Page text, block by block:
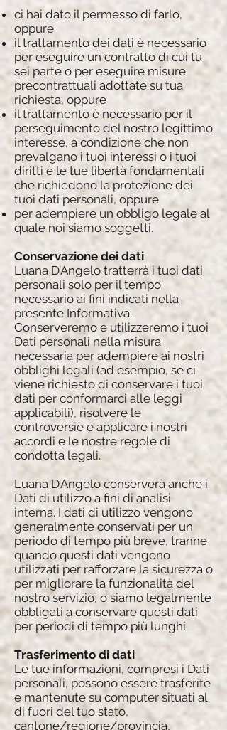
ci hai dato il permesso di farlo,
oppure
il trattamento dei dati è necessario
per eseguire un contratto di cui tu
sei parte o per eseguire misure
precontrattuali adottate su tua
richiesta, oppure
il trattamento è necessario per il
perseguimento del nostro legittimo
interesse, a condizione che non
prevalgano i tuoi interessi o i tuoi
diritti e le tue libertà fondamentali
che richiedono la protezione dei
tuoi dati personali, oppure
per adempiere un obbligo legale al
quale noi siamo soggetti.
Conservazione dei dati
Luana D’Angelo tratterrà i tuoi dati
personali solo per il tempo
necessario ai fini indicati nella
presente Informativa.
Conserveremo e utilizzeremo i tuoi
Dati personali nella misura
necessaria per adempiere ai nostri
obblighi legali (ad esempio, se ci
viene richiesto di conservare i tuoi
dati per conformarci alle leggi
applicabili), risolvere le
controversie e applicare i nostri
accordi e le nostre regole di
condotta legali.
Luana D’Angelo conserverà anche i
Dati di utilizzo a fini di analisi
interna. I dati di utilizzo vengono
generalmente conservati per un
periodo di tempo più breve, tranne
quando questi dati vengono
utilizzati per rafforzare la sicurezza o
per migliorare la funzionalità del
nostro servizio, o siamo legalmente
obbligati a conservare questi dati
per periodi di tempo più lunghi.
Trasferimento di dati
Le tue informazioni, compresi i Dati
personali, possono essere trasferite
e mantenute su computer situati al
di fuori del tuo stato,
cantone/regione/provincia,